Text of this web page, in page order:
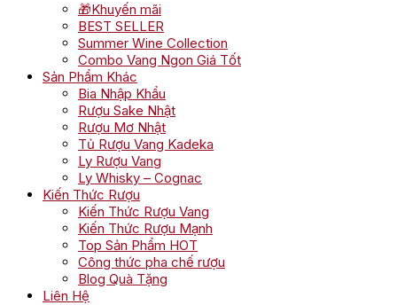
🎁Khuyến mãi
BEST SELLER
Summer Wine Collection
Combo Vang Ngon Giá Tốt
Sản Phẩm Khác
Bia Nhập Khẩu
Rượu Sake Nhật
Rượu Mơ Nhật
Tủ Rượu Vang Kadeka
Ly Rượu Vang
Ly Whisky – Cognac
Kiến Thức Rượu
Kiến Thức Rượu Vang
Kiến Thức Rượu Mạnh
Top Sản Phẩm HOT
Công thức pha chế rượu
Blog Quà Tặng
Liên Hệ